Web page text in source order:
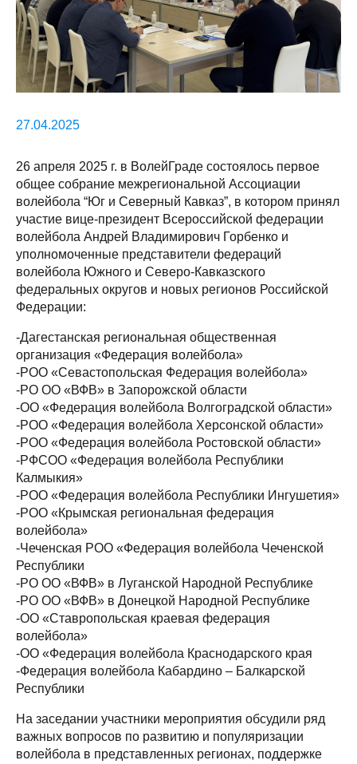
27.04.2025
26 апреля 2025 г. в ВолейГраде состоялось первое
общее собрание межрегиональной Ассоциации
волейбола “Юг и Северный Кавказ”, в котором принял
участие вице-президент Всероссийской федерации
волейбола Андрей Владимирович Горбенко и
уполномоченные представители федераций
волейбола Южного и Северо-Кавказского
федеральных округов и новых регионов Российской
Федерации:
-Дагестанская региональная общественная
организация «Федерация волейбола»
-РОО «Севастопольская Федерация волейбола»
-РО ОО «ВФВ» в Запорожской области
-ОО «Федерация волейбола Волгоградской области»
-РОО «Федерация волейбола Херсонской области»
-РОО «Федерация волейбола Ростовской области»
-РФСОО «Федерация волейбола Республики
Калмыкия»
-РОО «Федерация волейбола Республики Ингушетия»
-РОО «Крымская региональная федерация
волейбола»
-Чеченская РОО «Федерация волейбола Чеченской
Республики
-РО ОО «ВФВ» в Луганской Народной Республике
-РО ОО «ВФВ» в Донецкой Народной Республике
-ОО «Ставропольская краевая федерация
волейбола»
-ОО «Федерация волейбола Краснодарского края
-Федерация волейбола Кабардино – Балкарской
Республики
На заседании участники мероприятия обсудили ряд
важных вопросов по развитию и популяризации
волейбола в представленных регионах, поддержке